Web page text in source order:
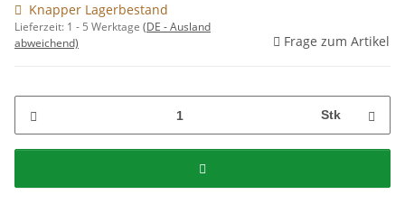
Knapper Lagerbestand
Lieferzeit: 1 - 5 Werktage (DE - Ausland
abweichend)
Frage zum Artikel
Stk